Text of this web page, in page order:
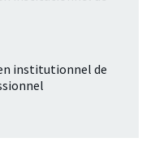
institutionnel de